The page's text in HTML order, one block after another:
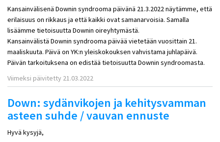
Kansainvälisenä Downin syndrooma päivänä 21.3.2022 näytämme, että
erilaisuus on rikkaus ja että kaikki ovat samanarvoisia. Samalla
lisäämme tietoisuutta Downin oireyhtymästä.
Kansainvälistä Downin syndrooma päivää vietetään vuosittain 21.
maaliskuuta. Päivä on YK:n yleiskokouksen vahvistama juhlapäivä.
Päivän tarkoituksena on edistää tietoisuutta Downin syndroomasta.
Viimeksi päivitetty 21.03.2022
Down: sydänvikojen ja kehitysvamman
asteen suhde / vauvan ennuste
Hyvä kysyjä,